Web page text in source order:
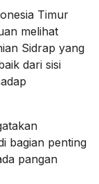
Timur
melihat
Sidrap yang
dari sisi
bagian penting
pangan